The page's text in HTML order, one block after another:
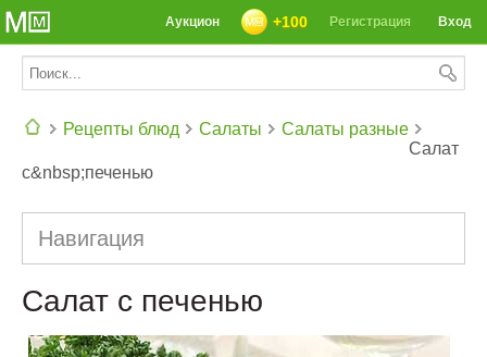
Вход
Регистрация
+100
Аукцион
Рецепты блюд Салаты
Салаты разные
Салат
с&nbsp;печенью
Навигация
Салат с печенью